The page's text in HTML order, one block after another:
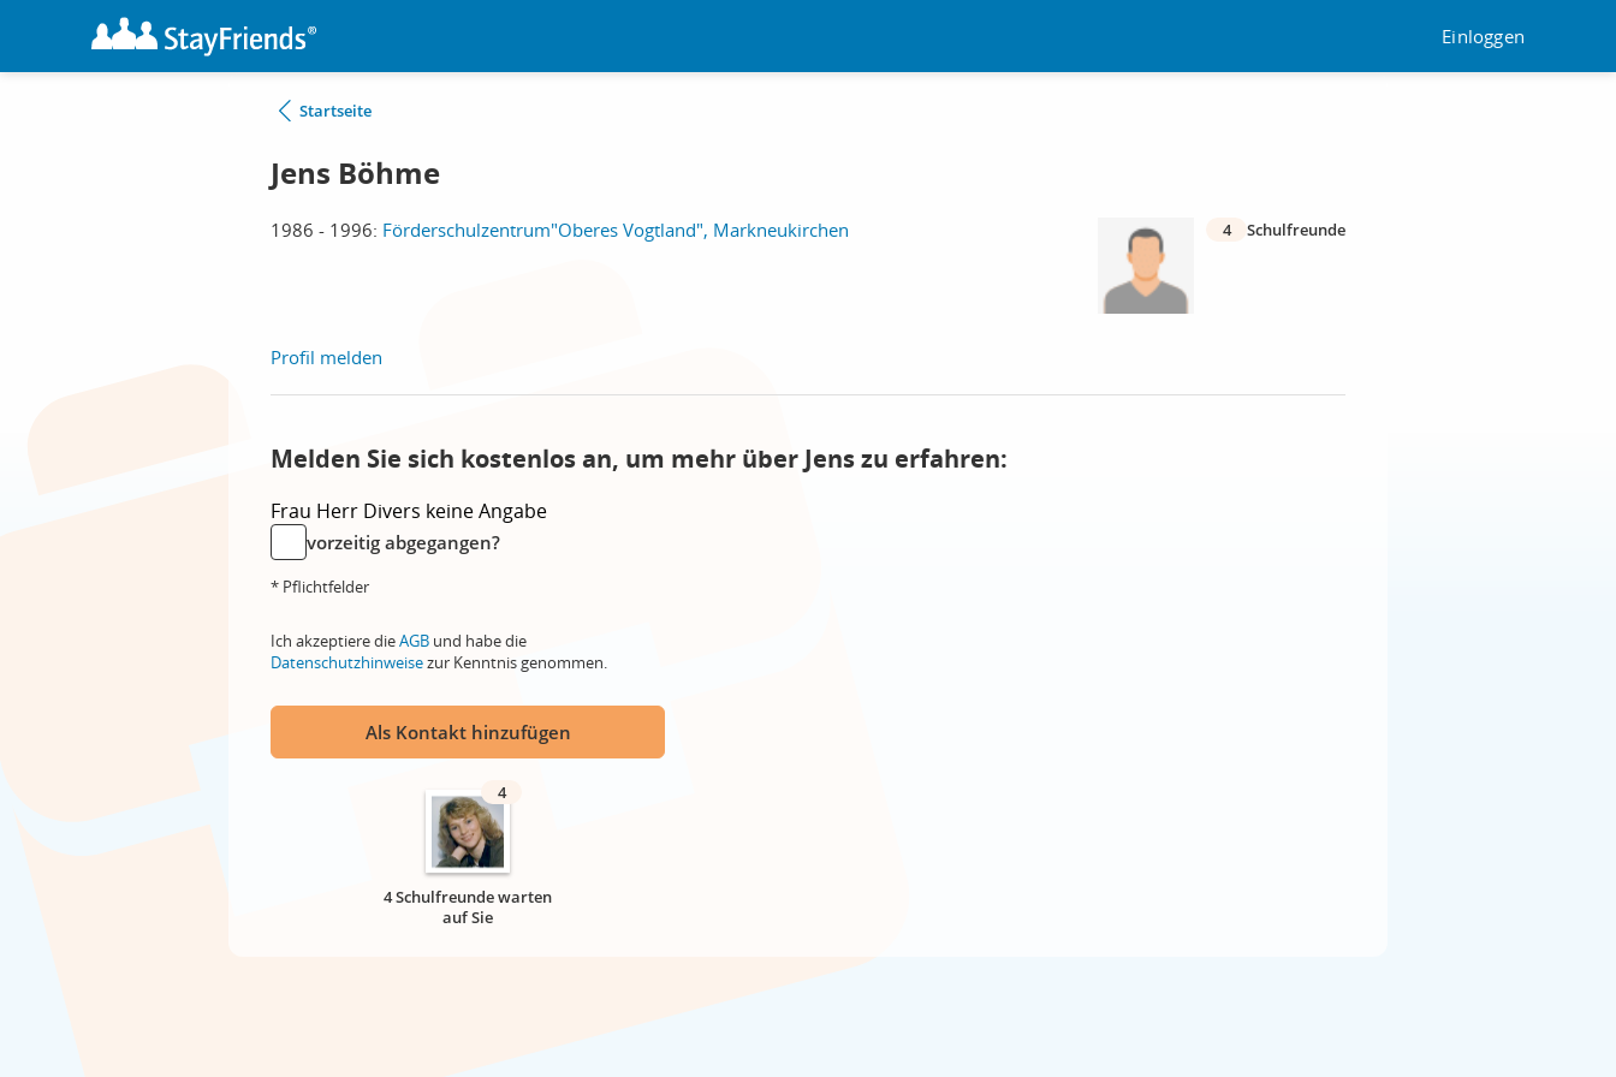
Einloggen
Startseite
Jens Böhme
1986 - 1996: Förderschulzentrum"Oberes Vogtland", Markneukirchen 4 Schulfreunde
Profil melden
Melden Sie sich kostenlos an, um mehr über Jens zu erfahren:
Frau Herr Divers keine Angabe
vorzeitig abgegangen?
* Pflichtfelder
Ich akzeptiere dieAGB und habe die
Datenschutzhinweisezur Kenntnis genommen.
Als Kontakt hinzufügen
4
4 Schulfreunde warten
auf Sie